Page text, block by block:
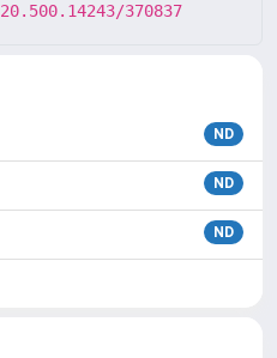
370837
ND
ND
ND